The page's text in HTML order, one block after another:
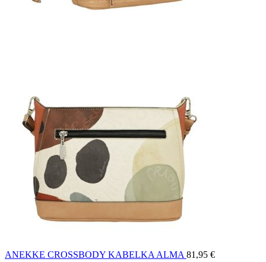
ANEKKE CROSSBODY KABELKA ALMA 81,95 €